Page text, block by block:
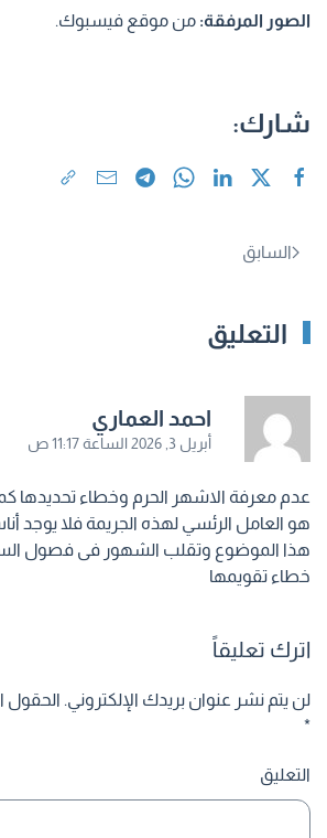
الصور المرفقة: من موقع فيسبوك.
شارك:
السابق
التعليق
احمد العماري
أبريل 3, 2026 الساعة 11:17 ص
عدم معرفة الاشهر الحرم وخطاء تحديدها كما
هو العامل الرئسي لهذه الجريمة فلا يوجد
هذا الموضوع وتقلب الشهور فى فصول
خطاء تقويمها
اترك تعليقاً
لن يتم نشر عنوان بريدك الإلكتروني. الحقول
*
التعليق